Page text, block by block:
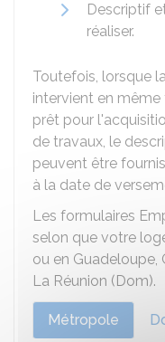
Descriptif
réaliser.
Toutefois, lorsque
intervient en
prêt pour
de travaux, le
peuvent être
à la date de
Les formulaires
selon que votre
ou en Guadeloupe,
La Réunion (Dom).
Métropole